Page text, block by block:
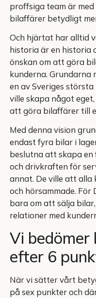
proffsiga team är med
bilaffärer betydligt
Och hjärtat har alltid
historia är en historia
önskan om att göra
kunderna. Grundarna
en av Sveriges
ville skapa något
att göra bilaffärer till
Med denna vision
endast fyra bilar i
beslutna att skapa
och drivkraften för
annat. De ville att alla
och hörsammade.
bara om att sälja
relationer med
Vi bedömer
efter 6
När vi sätter vårt
på sex punkter och